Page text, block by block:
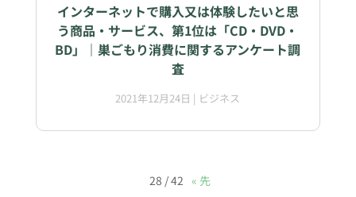
インターネットで購入又は体験したいと思
う商品・サービス、第1位は「CD・DVD・
BD」｜巣ごもり消費に関するアンケート調
査
2021年12月24日 | ビジネス
28 / 42 « 先